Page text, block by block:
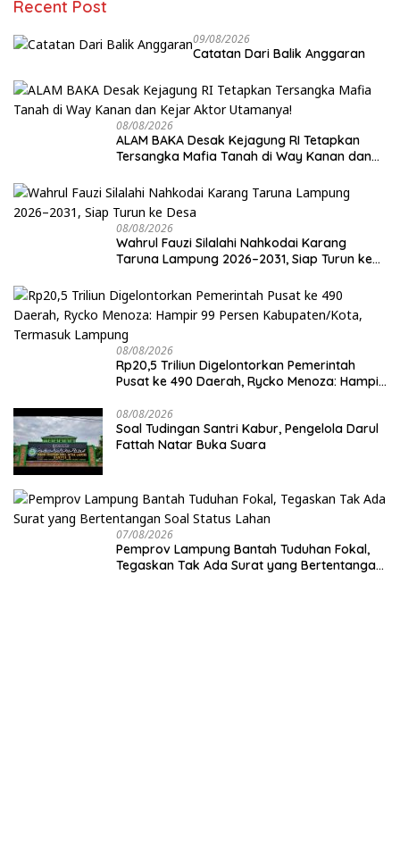
Recent Post
09/08/2026
Catatan Dari Balik Anggaran
08/08/2026
ALAM BAKA Desak Kejagung RI Tetapkan
Tersangka Mafia Tanah di Way Kanan dan
08/08/2026
Wahrul Fauzi Silalahi Nahkodai Karang
Taruna Lampung 2026–2031, Siap Turun ke
08/08/2026
Rp20,5 Triliun Digelontorkan Pemerintah
Pusat ke 490 Daerah, Rycko Menoza: Hampir
Lampung
08/08/2026
Soal Tudingan Santri Kabur, Pengelola Darul
Fattah Natar Buka Suara
07/08/2026
Pemprov Lampung Bantah Tuduhan Fokal,
Tegaskan Tak Ada Surat yang Bertentangan